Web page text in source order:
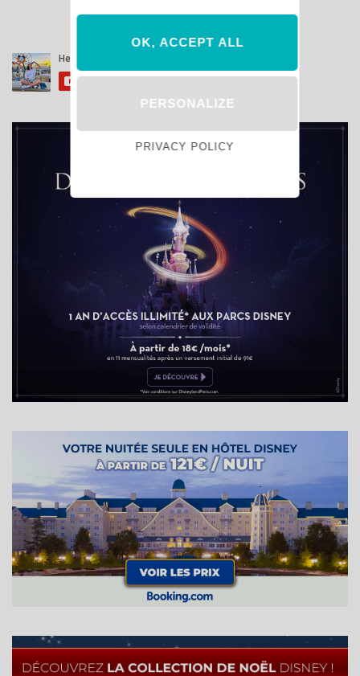
OK, ACCEPT ALL
PERSONALIZE
PRIVACY POLICY